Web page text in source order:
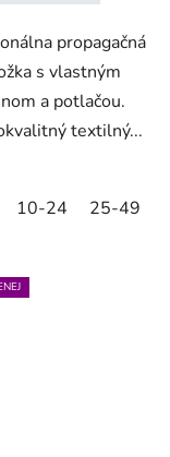
propagačná
s vlastným
a potlačou.
textilný...
10-24 25-49